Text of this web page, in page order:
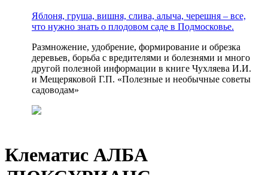
Яблоня, груша, вишня, слива, алыча, черешня – все,
что нужно знать о плодовом саде в Подмосковье.
Размножение, удобрение, формирование и обрезка
деревьев, борьба с вредителями и болезнями и много
другой полезной информации в книге Чухляева И.И.
и Мещеряковой Г.П. «Полезные и необычные советы
садоводам»
Клематис АЛБА